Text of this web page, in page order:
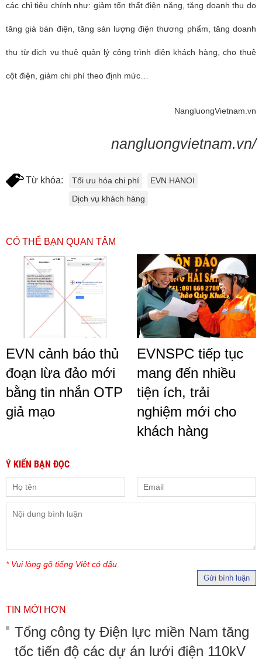
các chỉ tiêu chính như: giảm tổn thất điện năng, tăng doanh thu do
tăng giá bán điện, tăng sản lượng điện thương phẩm, tăng doanh
thu từ dịch vụ thuê quản lý công trình điện khách hàng, cho thuê
cột điện, giảm chi phí theo định mức…
NangluongVietnam.vn
nangluongvietnam.vn/
Từ khóa: Tối ưu hóa chi phí
EVN HANOI
Dịch vụ khách hàng
CÓ THỂ BẠN QUAN TÂM
EVN cảnh báo thủ
đoạn lừa đảo mới
bằng tin nhắn OTP
giả mạo
EVNSPC tiếp tục
mang đến nhiều
tiện ích, trải
nghiệm mới cho
khách hàng
Ý KIẾN BẠN ĐỌC
* Vui lòng gõ tiếng Việt có dấu
Gửi bình luận
TIN MỚI HƠN
Tổng công ty Điện lực miền Nam tăng
tốc tiến độ các dự án lưới điện 110kV